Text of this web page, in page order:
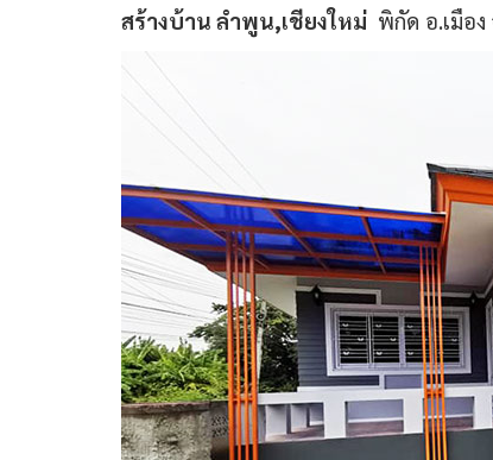
สร้างบ้าน ลำพูน,เชียงใหม่ พิกัด อ.เมือ